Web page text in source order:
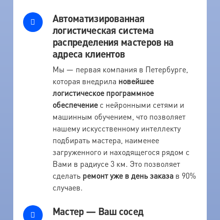
Автоматизированная
логистическая система
распределения мастеров на
адреса клиентов
Мы — первая компания в Петербурге,
которая внедрила новейшее
логистическое программное
обеспечениес нейронными сетями и
машинным обучением, что позволяет
нашему искусственному интеллекту
подбирать мастера, наименее
загруженного и находящегося рядом с
Вами в радиусе 3 км. Это позволяет
сделать ремонт уже в день заказав 90%
случаев.
Мастер — Ваш сосед